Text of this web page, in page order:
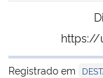
Planalto
https://
Registrado em